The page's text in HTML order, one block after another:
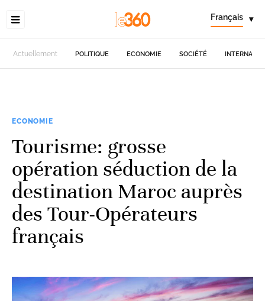
Français ▾
Actuellement POLITIQUE ECONOMIE SOCIÉTÉ
ECONOMIE
Tourisme: grosse
opération séduction de la
destination Maroc auprès
des Tour-Opérateurs
français